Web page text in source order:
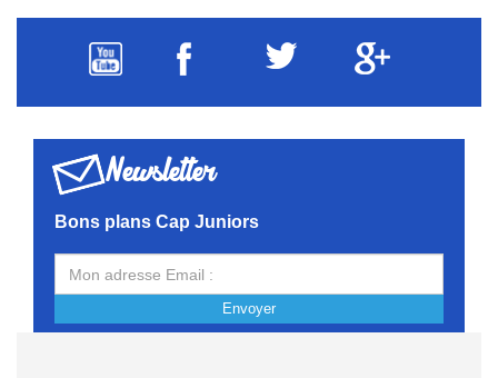
Newsletter
Bons plans Cap Juniors
Envoyer